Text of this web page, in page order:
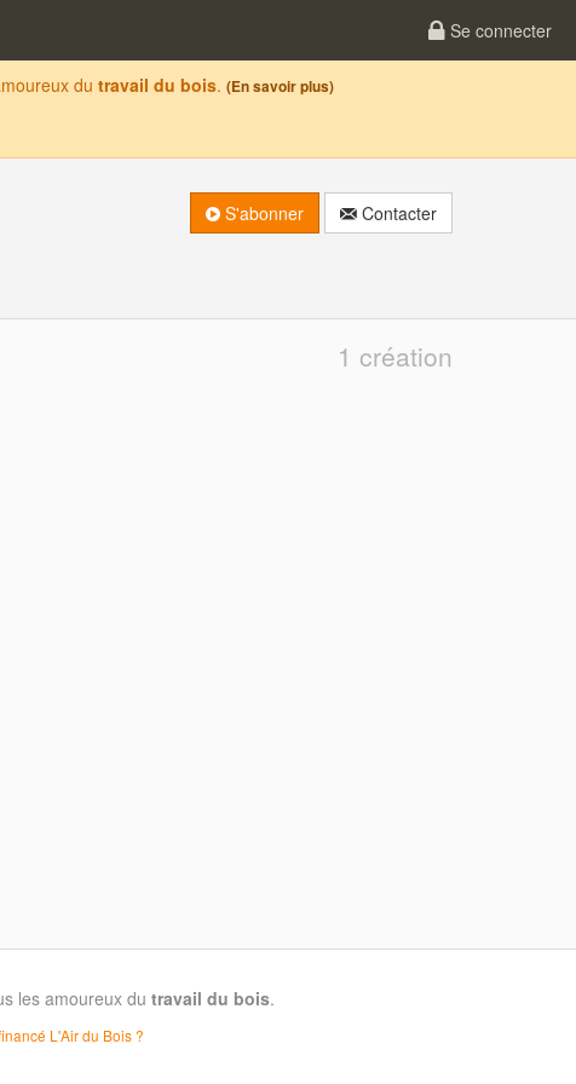
Se connecter
du travail du bois. (En savoir plus)
S'abonner Contacter
1 création
les amoureux du travail du bois.
L'Air du Bois ?